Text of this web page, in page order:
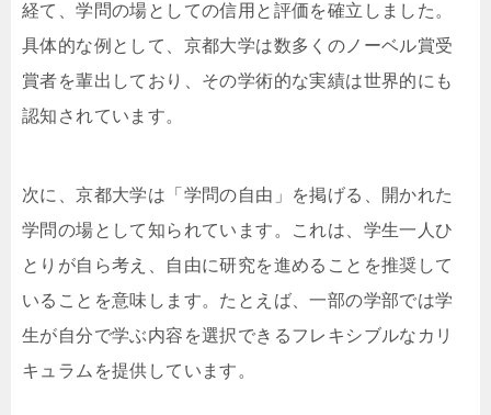
経て、学問の場としての信用と評価を確立しました。
具体的な例として、京都大学は数多くのノーベル賞受
賞者を輩出しており、その学術的な実績は世界的にも
認知されています。
次に、京都大学は「学問の自由」を掲げる、開かれた
学問の場として知られています。これは、学生一人ひ
とりが自ら考え、自由に研究を進めることを推奨して
いることを意味します。たとえば、一部の学部では学
生が自分で学ぶ内容を選択できるフレキシブルなカリ
キュラムを提供しています。